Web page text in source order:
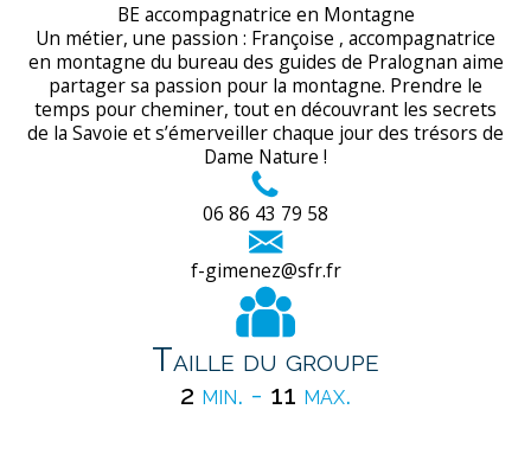
BE accompagnatrice en Montagne
Un métier, une passion : Françoise , accompagnatrice
en montagne du bureau des guides de Pralognan aime
partager sa passion pour la montagne. Prendre le
temps pour cheminer, tout en découvrant les secrets
de la Savoie et s’émerveiller chaque jour des trésors de
Dame Nature !
06 86 43 79 58
f-gimenez@sfr.fr
Taille du groupe
2 min. - 11 max.